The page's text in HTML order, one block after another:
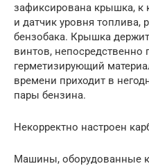
зафиксирована крышка, к
и датчик уровня топлива,
бензобака. Крышка
винтов,
герметизирующий
времени приходит в
пары бензина.
Некорректно настроен
Машины, оборудованные